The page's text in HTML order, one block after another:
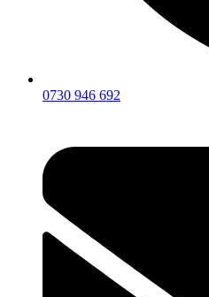
0730 946 692